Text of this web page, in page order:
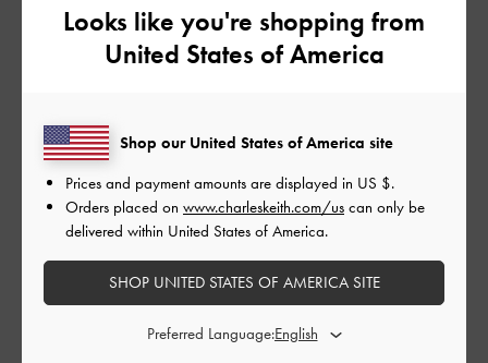
nahさんのレビュー
バンドが付いてるので脱げることもないし、調節もいくつかあ
るので、パンプスの中では履きやすい方だと思います！
サイズ: 37/23.5cm
ブラック系
デザイン
とても良かった
Looks like you're shopping from
United States of America
Shop our United States of America site
Prices and payment amounts are displayed in US $.
Orders placed on www.charleskeith.com/us can only be
delivered within United States of America.
SHOP UNITED STATES OF AMERICA SITE
Preferred Language: